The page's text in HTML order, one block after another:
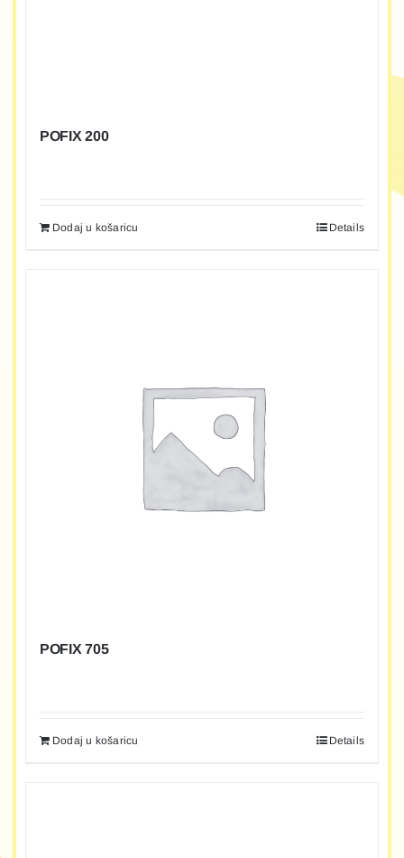
POFIX 200
Dodaj u košaricu Details
POFIX 705
Dodaj u košaricu Details